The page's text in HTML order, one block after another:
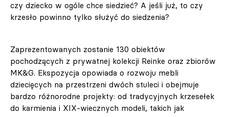
czy dziecko w ogóle chce siedzieć? A jeśli już, to czy
krzesło powinno tylko służyć do siedzenia?
Zaprezentowanych zostanie 130 obiektów
pochodzących z prywatnej kolekcji Reinke oraz zbiorów
MK&G. Ekspozycja opowiada o rozwoju mebli
dziecięcych na przestrzeni dwóch stuleci i obejmuje
bardzo różnorodne projekty: od tradycyjnych krzesełek
do karmienia i XIX-wiecznych modeli, takich jak